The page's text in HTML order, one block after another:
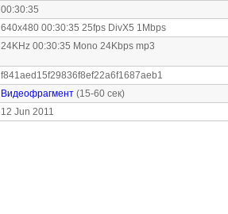
00:30:35
640x480 00:30:35 25fps DivX5 1Mbps
24KHz 00:30:35 Mono 24Kbps mp3
f841aed15f29836f8ef22a6f1687aeb1
Видеофрагмент (15-60 сек)
12 Jun 2011